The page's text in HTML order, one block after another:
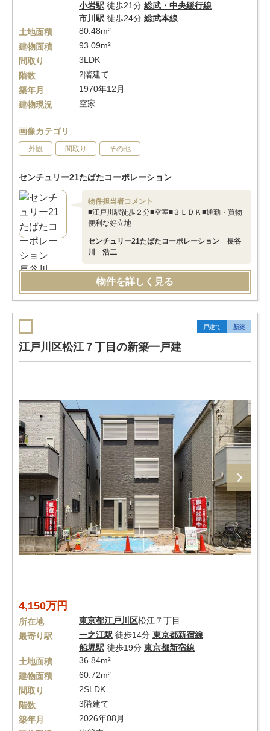
小岩駅 徒歩21分 総武・中央緩行線
市川駅 徒歩24分 総武本線
土地面積
80.48m²
建物面積
93.09m²
間取り
3LDK
階数
2階建て
築年月
1970年12月
建物現況
空家
画像カテゴリ
外観 間取り その他
センチュリー21たばたコーポレーション
物件担当者コメント
■江戸川駅徒歩２分■空室■３ＬＤＫ■通勤・買物
便利な好立地
センチュリー21たばたコーポレーション 長谷
川 浩二
物件を詳しく見る
戸建て 新築
江戸川区松江７丁目の新築一戸建
4,150万円
所在地 東京都江戸川区松江７丁目
最寄り駅
一之江駅 徒歩14分 東京都新宿線
船堀駅 徒歩19分 東京都新宿線
土地面積
36.84m²
建物面積
60.72m²
間取り
2SLDK
階数
3階建て
築年月
2026年08月